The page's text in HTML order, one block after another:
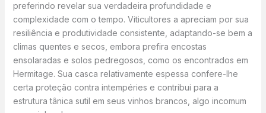
preferindo revelar sua verdadeira profundidade e
complexidade com o tempo. Viticultores a apreciam por sua
resiliência e produtividade consistente, adaptando-se bem a
climas quentes e secos, embora prefira encostas
ensolaradas e solos pedregosos, como os encontrados em
Hermitage. Sua casca relativamente espessa confere-lhe
certa proteção contra intempéries e contribui para a
estrutura tânica sutil em seus vinhos brancos, algo incomum